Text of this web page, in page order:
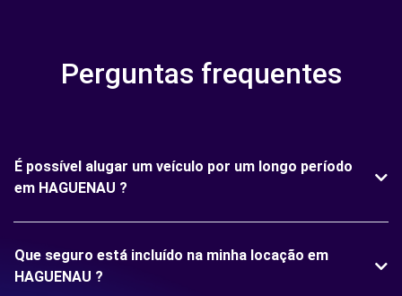
Perguntas frequentes
É possível alugar um veículo por um longo período
em HAGUENAU ?
Que seguro está incluído na minha locação em
HAGUENAU ?